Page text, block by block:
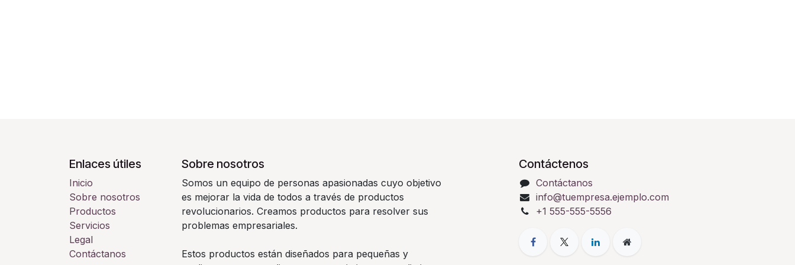
Enlaces útiles
Inicio
Sobre nosotros
Productos
Servicios
Legal
Contáctanos
Sobre nosotros
Somos un equipo de personas apasionadas cuyo objetivo
es mejorar la vida de todos a través de productos
revolucionarios. Creamos productos para resolver sus
problemas empresariales.
Estos productos están diseñados para pequeñas y
Contáctenos
Contáctanos
info@tuempresa.ejemplo.com
+1 555-555-5556